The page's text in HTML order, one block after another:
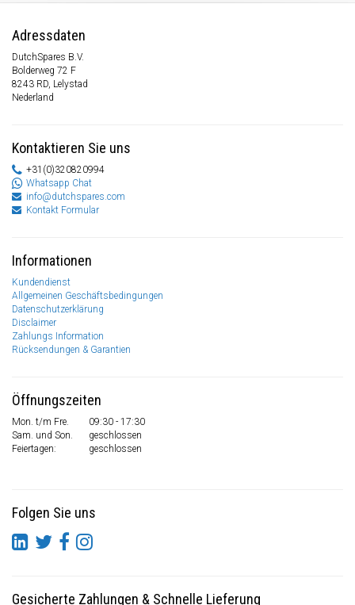
Adressdaten
DutchSpares B.V.
Bolderweg 72 F
8243 RD, Lelystad
Nederland
Kontaktieren Sie uns
+31(0)320820994
Whatsapp Chat
info@dutchspares.com
Kontakt Formular
Informationen
Kundendienst
Allgemeinen Geschäftsbedingungen
Datenschutzerklärung
Disclaimer
Zahlungs Information
Rücksendungen & Garantien
Öffnungszeiten
Mon. t/m Fre.
09:30 - 17:30
Sam. und Son.
geschlossen
Feiertagen:
geschlossen
Folgen Sie uns
Gesicherte Zahlungen & Schnelle Lieferung